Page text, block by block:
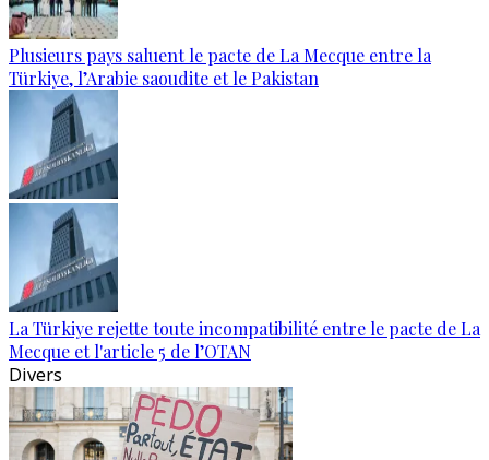
Plusieurs pays saluent le pacte de La Mecque entre la
Türkiye, l’Arabie saoudite et le Pakistan
La Türkiye rejette toute incompatibilité entre le pacte de La
Mecque et l'article 5 de l’OTAN
Divers